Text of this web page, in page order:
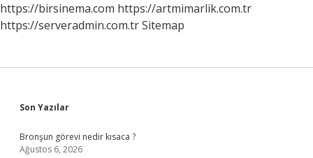
https://birsinema.com https://artmimarlik.com.tr
https://serveradmin.com.trSitemap
Sidebar
Son Yazılar
Bronşun görevi nedir kısaca ?
Ağustos 6, 2026